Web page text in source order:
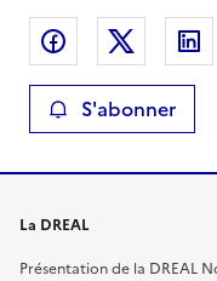
Partager sur
S'abonner
La DREAL
Présentation de la DREAL